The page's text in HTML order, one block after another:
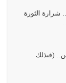
شرارة الثورة
(فبذلك